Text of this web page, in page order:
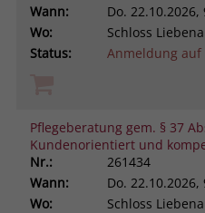
Wann:
Do. 22.10.2026,
Wo:
Schloss
Status:
Anmeldung auf
Pflegeberatung gem. § 37
Kundenorientiert und
Nr.:
261434
Wann:
Do. 22.10.2026,
Wo:
Schloss